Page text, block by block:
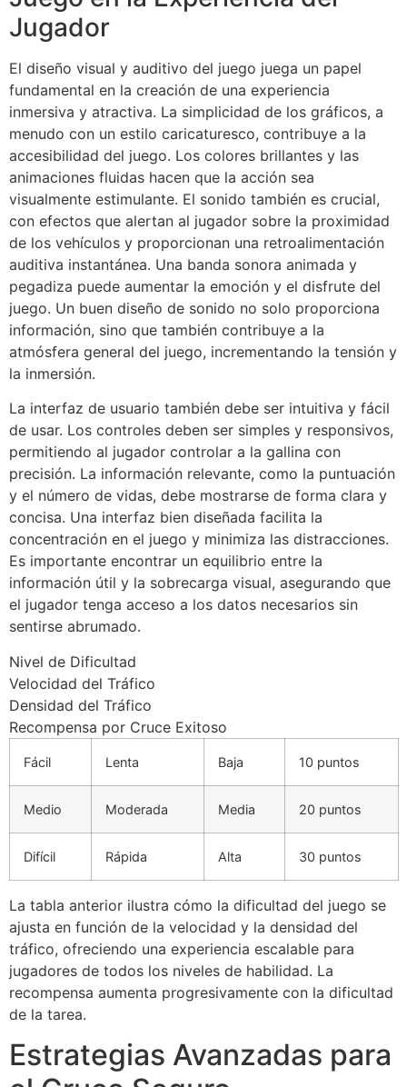
Jugador
El diseño visual y auditivo del juego juega un papel
fundamental en la creación de una experiencia
inmersiva y atractiva. La simplicidad de los gráficos, a
menudo con un estilo caricaturesco, contribuye a la
accesibilidad del juego. Los colores brillantes y las
animaciones fluidas hacen que la acción sea
visualmente estimulante. El sonido también es crucial,
con efectos que alertan al jugador sobre la proximidad
de los vehículos y proporcionan una retroalimentación
auditiva instantánea. Una banda sonora animada y
pegadiza puede aumentar la emoción y el disfrute del
juego. Un buen diseño de sonido no solo proporciona
información, sino que también contribuye a la
atmósfera general del juego, incrementando la tensión y
la inmersión.
La interfaz de usuario también debe ser intuitiva y fácil
de usar. Los controles deben ser simples y responsivos,
permitiendo al jugador controlar a la gallina con
precisión. La información relevante, como la puntuación
y el número de vidas, debe mostrarse de forma clara y
concisa. Una interfaz bien diseñada facilita la
concentración en el juego y minimiza las distracciones.
Es importante encontrar un equilibrio entre la
información útil y la sobrecarga visual, asegurando que
el jugador tenga acceso a los datos necesarios sin
sentirse abrumado.
Nivel de Dificultad
Velocidad del Tráfico
Densidad del Tráfico
Recompensa por Cruce Exitoso
Fácil Lenta Baja 10 puntos
Medio Moderada Media 20 puntos
Difícil Rápida Alta 30 puntos
La tabla anterior ilustra cómo la dificultad del juego se
ajusta en función de la velocidad y la densidad del
tráfico, ofreciendo una experiencia escalable para
jugadores de todos los niveles de habilidad. La
recompensa aumenta progresivamente con la dificultad
de la tarea.
Estrategias Avanzadas para